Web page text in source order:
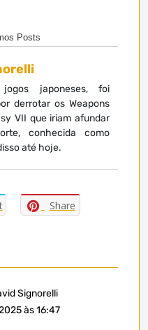
Posts
japoneses, foi
derrotar os Weapons
VII que iriam afundar
conhecida como
até hoje.
Share
Signorelli
às 16:47